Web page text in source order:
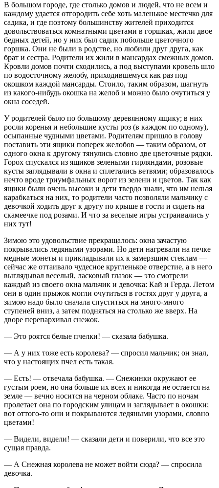
В большом городе, где столько домов и людей, что не всем и
каждому удается отгородить себе хоть маленькое местечко для
садика, и где поэтому большинству жителей приходится
довольствоваться комнатными цветами в горшках, жили двое
бедных детей, но у них был садик побольше цветочного
горшка. Они не были в родстве, но любили друг друга, как
брат и сестра. Родители их жили в мансардах смежных домов.
Кровли домов почти сходились, а под выступами кровель шло
по водосточному желобу, приходившемуся как раз под
окошком каждой мансарды. Стоило, таким образом, шагнуть
из какого-нибудь окошка на желоб и можно было очутиться у
окна соседей.
У родителей было по большому деревянному ящику; в них
росли коренья и небольшие кусты роз (в каждом по одному),
осыпанные чудными цветами. Родителям пришло в голову
поставить эти ящики поперек желобов — таким образом, от
одного окна к другому тянулись словно две цветочные рядки.
Горох спускался из ящиков зелеными гирляндами, розовые
кусты заглядывали в окна и сплетались ветвями; образовалось
нечто вроде триумфальных ворот из зелени и цветов. Так как
ящики были очень высоки и дети твердо знали, что им нельзя
карабкаться на них, то родители часто позволяли мальчику с
девочкой ходить друг к другу по крыше в гости и сидеть на
скамеечке под розами. И что за веселые игры устраивались у
них тут!
Зимою это удовольствие прекращалось: окна зачастую
покрывались ледяными узорами. Но дети нагревали на печке
медные монеты и прикладывали их к замерзшим стеклам —
сейчас же оттаивало чудесное кругленькое отверстие, а в него
выглядывал веселый, ласковый глазок — это смотрели
каждый из своего окна мальчик и девочка: Кай и Герда. Летом
они в один прыжок могли очутиться в гостях друг у друга, а
зимою надо было сначала спуститься на много-много
ступеней вниз, а затем подняться на столько же вверх. На
дворе перепархивал снежок.
— Это роятся белые пчелки! — сказала бабушка.
— А у них тоже есть королева? — спросил мальчик; он знал,
что у настоящих пчел есть такая.
— Есть! — отвечала бабушка. — Снежинки окружают ее
густым роем, но она больше их всех и никогда не остается на
земле — вечно носится на черном облаке. Часто по ночам
пролетает она по городским улицам и заглядывает в окошки;
вот оттого-то они и покрываются ледяными узорами, словно
цветами!
— Видели, видели! — сказали дети и поверили, что все это
сущая правда.
— А Снежная королева не может войти сюда? — спросила
девочка.